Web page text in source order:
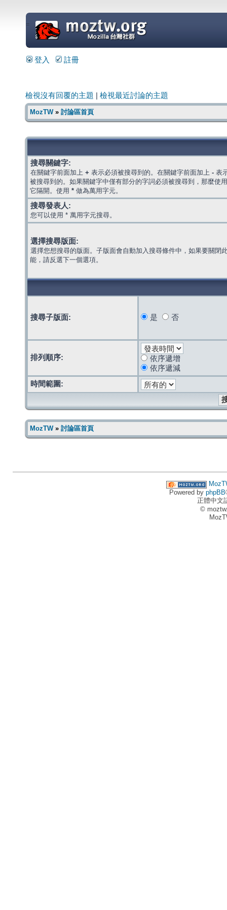
=
登入 註冊
檢視沒有回覆的主題 檢視最近討論的主題
MozTW» 討論區首頁
搜尋關鍵字:
在關鍵字前面加上 + 表示必須被搜尋到的。在關鍵字前面加上 - 表
被搜尋到的。如果關鍵字中僅有部分的字詞必須被搜尋到，那麼使
它隔開。使用 * 做為萬用字元。
搜尋發表人:
您可以使用 * 萬用字元搜尋。
選擇搜尋版面:
選擇您想搜尋的版面。子版面會自動加入搜尋條件中，如果要關閉
能，請反選下一個選項。
搜尋子版面: 是 否
排列順序:
依序遞增
依序遞減
時間範圍:
MozTW» 討論區首頁
Powered by phpBB
正體中文
©